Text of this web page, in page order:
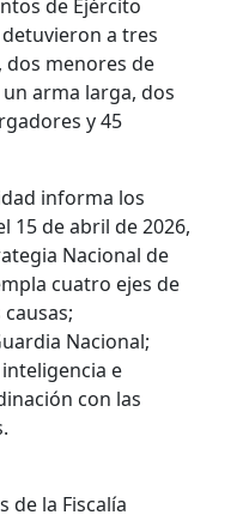
de Ejército
detuvieron a tres
dos menores de
arma larga, dos
y 45
informa los
15 de abril de 2026,
Nacional de
cuatro ejes de
Nacional;
e
con las
de la Fiscalía